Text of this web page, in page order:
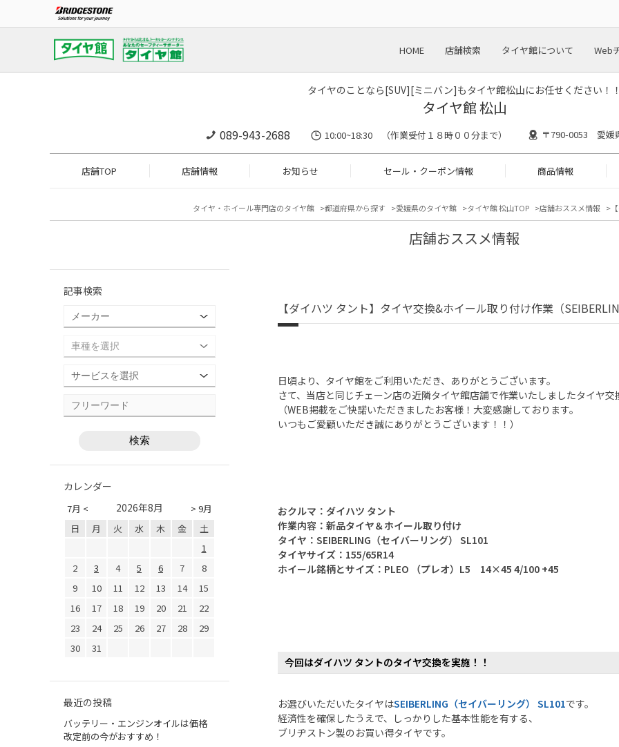
HOME 店舗検索 タイヤ館について Web
タイヤのことなら[SUV][ミニバン]もタイヤ館松山にお任せください！
タイヤ館 松山
089-943-2688 10:00~18:30 （作業受付１８時００分まで） 〒790-0053 愛媛
店舗TOP 店舗情報 お知らせ セール・クーポン情報 商品情報
タイヤ・ホイール専門店のタイヤ館 都道府県から探す 愛媛県のタイヤ館 タイヤ館 松山TOP 店舗おススメ情報
店舗おススメ情報
【ダイハツ タント】タイヤ交換&ホイール取り付け作業（
日頃より、タイヤ館をご利用いただき、ありがとうございます。
さて、当店と同じチェーン店の近隣タイヤ館店舗で作業いたしましたタイヤ
（WEB掲載をご快諾いただきましたお客様！大変感謝しております。
いつもご愛顧いただき誠にありがとうございます！！）
おクルマ：ダイハツ タント
作業内容： 新品タイヤ＆ホイール取り付け
タイヤ：SEIBERLING（セイバーリング） SL101
タイヤサイズ：155/65R14
ホイール銘柄とサイズ：PLEO （プレオ）L5 14×45 4/100 +45
今回はダイハツ タントのタイヤ交換を実施！！
お選びいただいたタイヤはSEIBERLING（セイバーリング） SL101です。
経済性を確保したうえで、しっかりした基本性能を有する、
ブリヂストン製のお買い得タイヤです。
記事検索
カレンダー
7月 < > 9月
2026年8月
日 月 火 水 木 金
土
1
2
3 4 5 6 7
8
9
10 11 12 13 14
15
16
17 18 19 20 21
22
23
24 25 26 27 28
29
30
31
最近の投稿
バッテリー・エンジンオイルは価格
改定前の今がおすすめ！